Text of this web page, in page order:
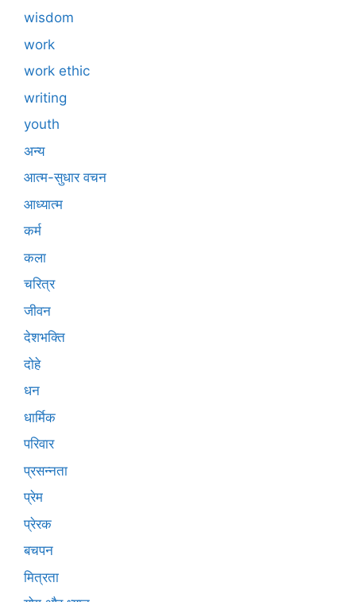
wisdom
work
work ethic
writing
youth
अन्य
आत्म-सुधार वचन
आध्यात्म
कर्म
कला
चरित्र
जीवन
देशभक्ति
दोहे
धन
धार्मिक
परिवार
प्रसन्नता
प्रेम
प्रेरक
बचपन
मित्रता